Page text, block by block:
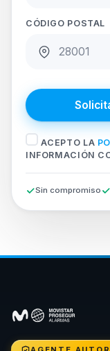
CÓDIGO POSTAL
ACEPTO LA
INFORMACIÓN
Sin compromiso